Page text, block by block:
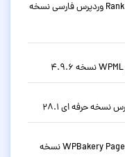
دانلود افزونه سئو حرفه ای رنک مث Rank Math Pro وردپرس فارسی نسخه
افزونه صفحه ساز و ویرایشگر دیداری WPBakery Page Builder نسخه